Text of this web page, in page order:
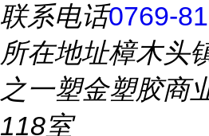
联系电话0769-
所在地址樟木头
之一塑金塑胶商
118室